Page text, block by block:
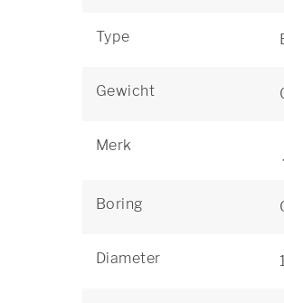
Type
Gewicht
Merk
Boring
Diameter